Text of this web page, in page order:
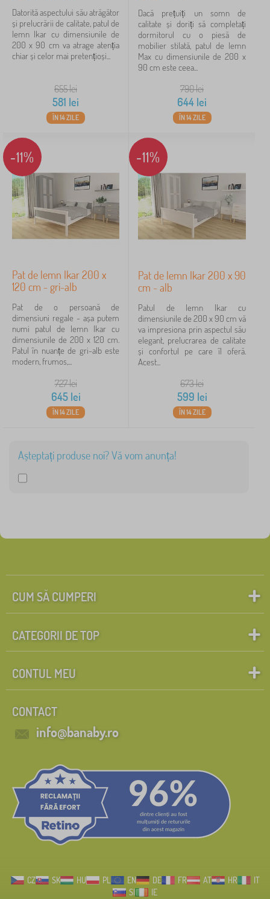
Datorită aspectului său atrăgător
și prelucrării de calitate, patul de
lemn Ikar cu dimensiunile de
200 x 90 cm va atrage atenția
chiar și celor mai pretențioși...
655lei
581 lei
ÎN 14 ZILE
Dacă prețuiți un somn de
calitate și doriți să completați
dormitorul cu o piesă de
mobilier stilată, patul de lemn
Max cu dimensiunile de 200 x
90 cm este ceea...
790lei
644 lei
ÎN 14 ZILE
-11%
Pat de lemn Ikar 200 x
120 cm - gri-alb
Pat de o persoană de
dimensiuni regale - așa putem
numi patul de lemn Ikar cu
dimensiunile de 200 x 120 cm.
Patul în nuanțe de gri-alb este
modern, frumos,...
727lei
645lei
ÎN 14 ZILE
-11%
Pat de lemn Ikar 200 x 90
cm - alb
Patul de lemn Ikar cu
dimensiunile de 200 x 90 cm vă
va impresiona prin aspectul său
elegant, prelucrarea de calitate
și confortul pe care îl oferă.
Acest...
673lei
599 lei
ÎN 14 ZILE
Așteptați produse noi? Vă vom anunța!
CUM SĂ CUMPERI
CATEGORII DE TOP
CONTUL MEU
CONTACT
info@banaby.ro
CZ SK HU PL EN DE FR AT HR
IT
SI
IE